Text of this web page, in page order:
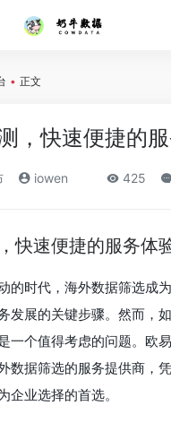
• 正文
，快速便捷的
iowen 425
快速便捷的服务体
的时代，海外数据筛选成
发展的关键步骤。然而，
一个值得考虑的问题。欧
数据筛选的服务提供商，
企业选择的首选。